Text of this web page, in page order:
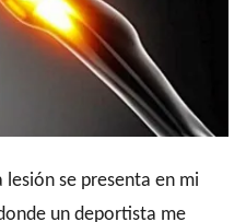
se presenta en mi
un deportista me